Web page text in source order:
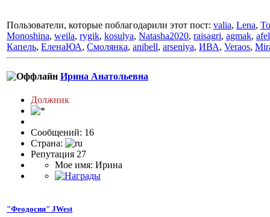
Пользователи, которые поблагодарили этот пост: valia, Lena,
Monoshina, weila, rygik, kosulya, Natasha2020, raisagri, agmak,
Капель, ЕленаЮА, Смолянка, anibell, arseniya, ИВА, Veraos,
Ирина Анатольевна
Должник
Сообщений: 16
Страна:
Репутация 27
Мое имя: Ирина
"Феодосия" JWest